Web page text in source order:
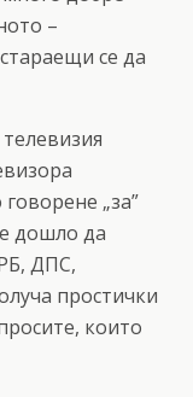
–
се да
„за”
дошло да
ДПС,
простички
които